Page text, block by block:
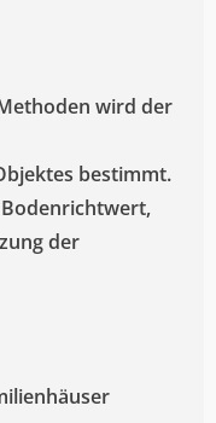
wird der
bestimmt.
der